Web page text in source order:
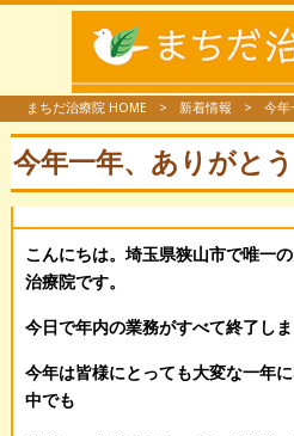
まちだ治療院 HOME > 新着情報 > 今年
今年一年、ありがと
こんにちは。埼玉県狭山市で唯一
治療院です。
今日で年内の業務がすべて終了しま
今年は皆様にとっても大変な一年
中でも